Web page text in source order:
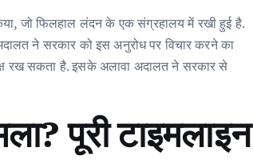
जो फिलहाल लंदन के एक संग्रहालय में रखी हुई है.
ने सरकार को इस अनुरोध पर विचार करने का
रख सकता है. इसके अलावा अदालत ने सरकार से
पूरी टाइमलाइन